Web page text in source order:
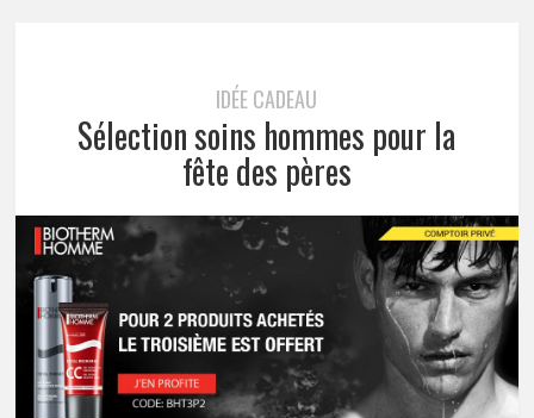
IDÉE CADEAU
Sélection soins hommes pour la
fête des pères